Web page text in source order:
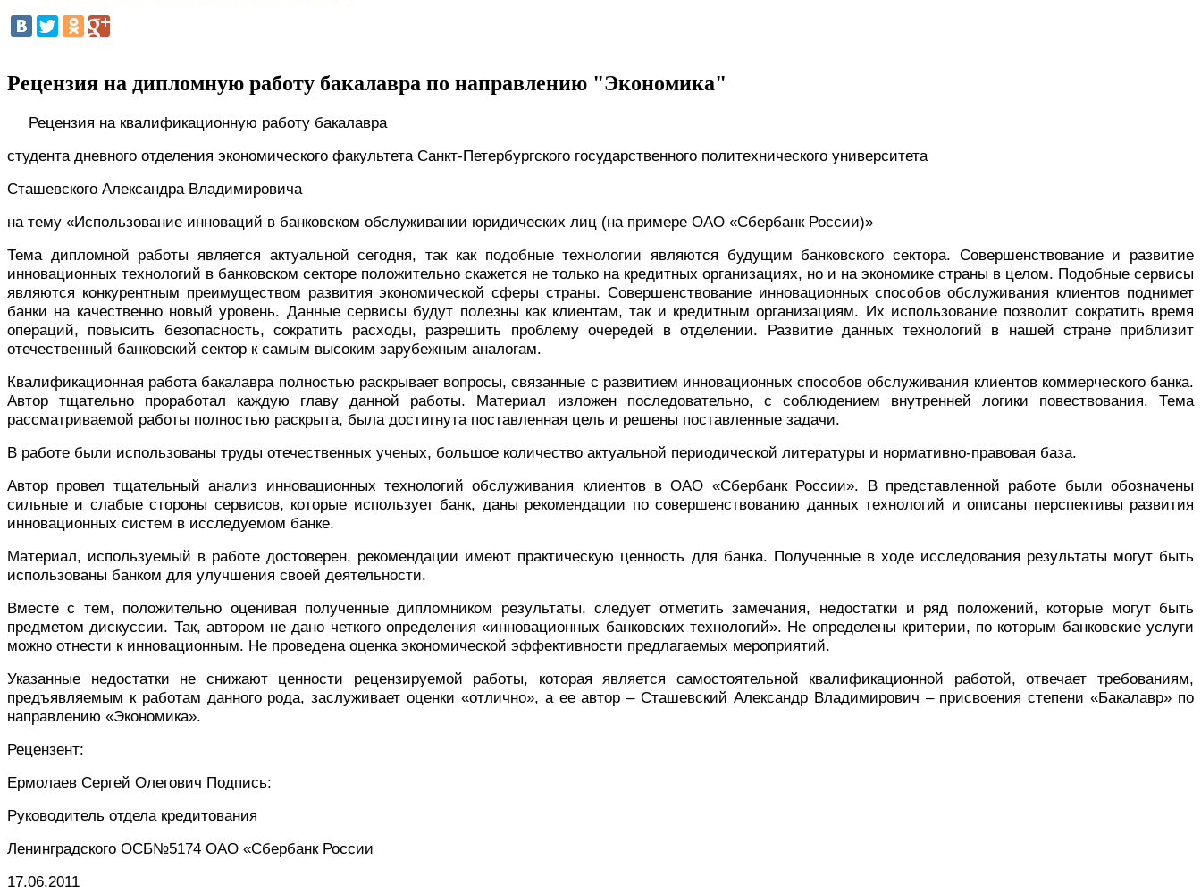
Рецензия на дипломную работу бакалавра по направлению "Экономика"
Рецензия на квалификационную работу бакалавра
студента дневного отделения экономического факультета Санкт-Петербургского государственного политехнического университета
Сташевского Александра Владимировича
на тему «Использование инноваций в банковском обслуживании юридических лиц (на примере ОАО «Сбербанк России)»
Тема дипломной работы является актуальной сегодня, так как подобные технологии являются будущим банковского сектора. Совершенствование и развитие
инновационных технологий в банковском секторе положительно скажется не только на кредитных организациях, но и на экономике страны в целом. Подобные сервисы
являются конкурентным преимуществом развития экономической сферы страны. Совершенствование инновационных способов обслуживания клиентов поднимет
банки на качественно новый уровень. Данные сервисы будут полезны как клиентам, так и кредитным организациям. Их использование позволит сократить время
операций, повысить безопасность, сократить расходы, разрешить проблему очередей в отделении. Развитие данных технологий в нашей стране приблизит
отечественный банковский сектор к самым высоким зарубежным аналогам.
Квалификационная работа бакалавра полностью раскрывает вопросы, связанные с развитием инновационных способов обслуживания клиентов коммерческого банка.
Автор тщательно проработал каждую главу данной работы. Материал изложен последовательно, с соблюдением внутренней логики повествования. Тема
рассматриваемой работы полностью раскрыта, была достигнута поставленная цель и решены поставленные задачи.
В работе были использованы труды отечественных ученых, большое количество актуальной периодической литературы и нормативно-правовая база.
Автор провел тщательный анализ инновационных технологий обслуживания клиентов в ОАО «Сбербанк России». В представленной работе были обозначены
сильные и слабые стороны сервисов, которые использует банк, даны рекомендации по совершенствованию данных технологий и описаны перспективы развития
инновационных систем в исследуемом банке.
Материал, используемый в работе достоверен, рекомендации имеют практическую ценность для банка. Полученные в ходе исследования результаты могут быть
использованы банком для улучшения своей деятельности.
Вместе с тем, положительно оценивая полученные дипломником результаты, следует отметить замечания, недостатки и ряд положений, которые могут быть
предметом дискуссии. Так, автором не дано четкого определения «инновационных банковских технологий». Не определены критерии, по которым банковские услуги
можно отнести к инновационным. Не проведена оценка экономической эффективности предлагаемых мероприятий.
Указанные недостатки не снижают ценности рецензируемой работы, которая является самостоятельной квалификационной работой, отвечает требованиям,
предъявляемым к работам данного рода, заслуживает оценки «отлично», а ее автор – Сташевский Александр Владимирович – присвоения степени «Бакалавр» по
направлению «Экономика».
Рецензент:
Ермолаев Сергей Олегович Подпись:
Руководитель отдела кредитования
Ленинградского ОСБ№5174 ОАО «Сбербанк России
17.06.2011